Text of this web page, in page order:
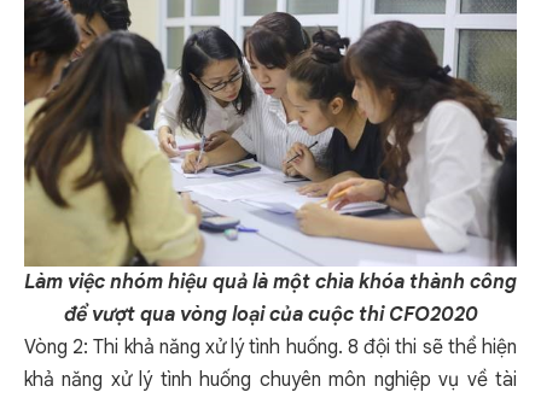
Làm việc nhóm hiệu quả là một chìa khóa thành công
để vượt qua vòng loại của cuộc thi CFO2020
Vòng 2: Thi khả năng xử lý tình huống. 8 đội thi sẽ thể hiện
khả năng xử lý tình huống chuyên môn nghiệp vụ về tài